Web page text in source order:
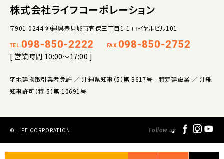
株式会社ライフコーポレーション
〒901-0244 沖縄県豊見城市宜保三丁目1-1 ロイヤルビル101
TEL. 098-850-2222 FAX. 098-850-2752
[ 営業時間 10:00～17:00 ]
宅地建物取引業者免許 ／ 沖縄県知事（5）第 3617号 特定建設業 ／ 沖縄
知事許可（特-5）第 10691号
© LIFE CORPORATION Follow us